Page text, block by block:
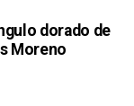
dorado de
Moreno